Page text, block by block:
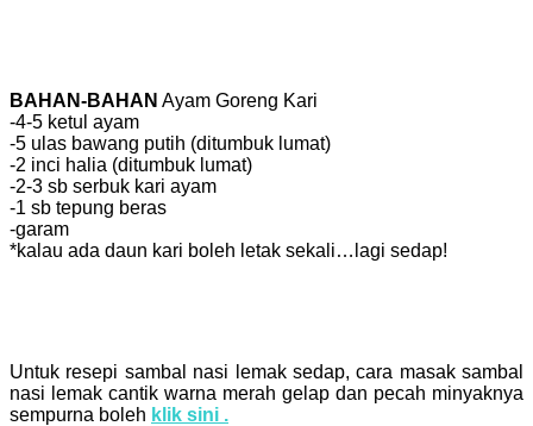
BAHAN-BAHAN Ayam Goreng Kari
-4-5 ketul ayam
-5 ulas bawang putih (ditumbuk lumat)
-2 inci halia (ditumbuk lumat)
-2-3 sb serbuk kari ayam
-1 sb tepung beras
-garam
*kalau ada daun kari boleh letak sekali…lagi sedap!
Untuk resepi sambal nasi lemak sedap, cara masak sambal
nasi lemak cantik warna merah gelap dan pecah minyaknya
sempurna boleh klik sini .